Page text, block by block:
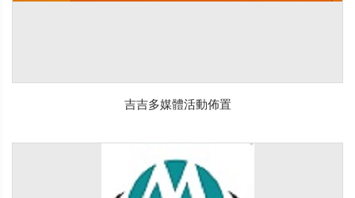
吉吉多媒體活動佈置